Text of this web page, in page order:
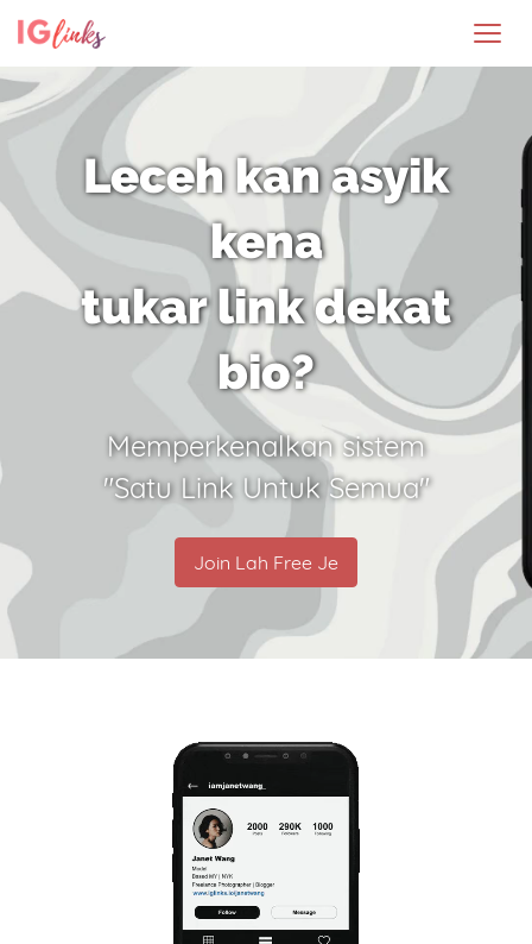
Leceh kan asyik
kena
tukar link dekat
bio?
Memperkenalkan sistem
"Satu Link Untuk Semua"
Join Lah Free Je